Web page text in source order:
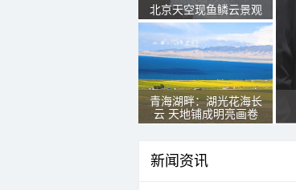
北京天空现鱼鳞云景观
青海湖畔：湖光花海长
云 天地铺成明亮画卷
新闻资讯